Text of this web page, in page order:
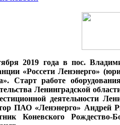
2019 года в пос.
«Россети Ленэнерго»
Старт работе
Ленинградской
деятельности
ПАО «Ленэнерго» Андрей
Коневского Рождество-